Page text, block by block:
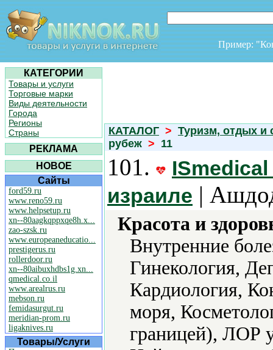
Пример:
КАТЕГОРИИ
Товары и услуги
Торговые марки
Виды деятельности
Города
Регионы
Страны
РЕКЛАМА
НОВОЕ
Сайты
ford59.ru
www.reno59.ru
www.helpsetup.ru
xn--80aagkqppxqe8h.x...
zao-szsk.ru
www.europeaneducatio...
prestigerus.ru
rollerdoor.ru
xn--80aibuxhdbs1g.xn...
qmedical.co.il
www.arealrus.ru
mebson.ru
femidasurgut.ru
meridian-prom.ru
ligaknives.ru
Товары/Услуги
КАТАЛОГ > Туризм, отдых и
рубеж > 11
101.
израиле |
Красота и
Внутренние
Гинекология,
Кардиология,
моря,
границей), ЛОР